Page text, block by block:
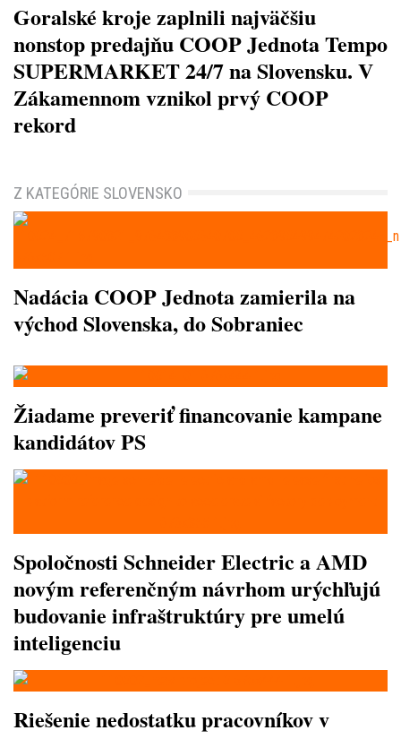
Goralské kroje zaplnili najväčšiu
nonstop predajňu COOP Jednota Tempo
SUPERMARKET 24/7 na Slovensku. V
Zákamennom vznikol prvý COOP
rekord
Z KATEGÓRIE SLOVENSKO
Nadácia COOP Jednota zamierila na
východ Slovenska, do Sobraniec
Žiadame preveriť financovanie kampane
kandidátov PS
Spoločnosti Schneider Electric a AMD
novým referenčným návrhom urýchľujú
budovanie infraštruktúry pre umelú
inteligenciu
Riešenie nedostatku pracovníkov v